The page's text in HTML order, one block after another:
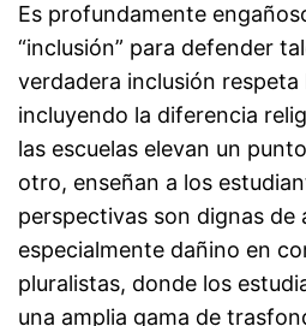
Es profundamente
“inclusión” para defender
verdadera inclusión respeta
incluyendo la diferencia
las escuelas elevan un
otro, enseñan a los
perspectivas son dignas de
especialmente dañino en
pluralistas, donde los
una amplia gama de